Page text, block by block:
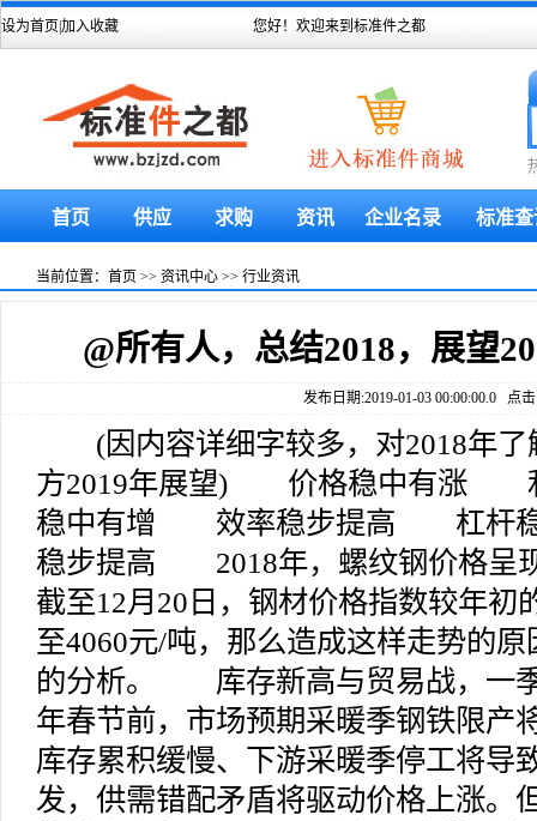
设为首页 加入收藏 您好！欢迎来到标准件之都
首页 供应 求购 资讯 企业名录 标准查
当前位置： 首页 >> 资讯中心 >> 行业资讯
@所有人，总结2018，展望
发布日期:2019-01-03 00:00:00.0 点
(因内容详细字较多，对2018年了
方2019年展望) 价格稳中有涨
稳中有增 效率稳步提高 杠杆
稳步提高 2018年，螺纹钢价格呈
截至12月20日，钢材价格指数较年初
至4060元/吨，那么造成这样走势的
的分析。 库存新高与贸易战，
年春节前，市场预期采暖季钢铁限产
库存累积缓慢、下游采暖季停工将导
发，供需错配矛盾将驱动价格上涨。